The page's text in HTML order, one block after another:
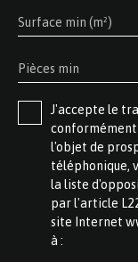
Surface min (m²)
Pièces min
J'accepte le
conformément
l'objet de
téléphonique,
la liste
par l'article
site Internet
à :